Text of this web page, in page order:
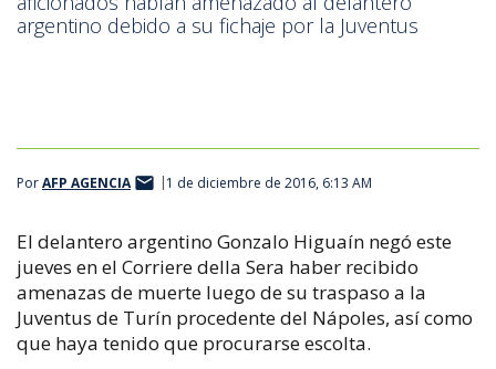
argentino debido a su fichaje por la Juventus
PorAFP AGENCIA 1 de diciembre de 2016, 6:13 AM
El delantero argentino Gonzalo Higuaín negó este
jueves en el Corriere della Sera haber recibido
amenazas de muerte luego de su traspaso a la
Juventus de Turín procedente del Nápoles, así como
que haya tenido que procurarse escolta.